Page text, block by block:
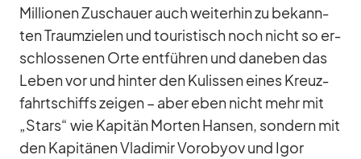
Mil­lio­nen Zu­schauer auch wei­ter­hin zu be­kann­
ten Traum­zie­len und tou­ris­tisch noch nicht so er­
schlos­se­nen Orte ent­füh­ren und da­ne­ben das
Le­ben vor und hin­ter den Ku­lis­sen ei­nes Kreuz­
fahrt­schiffs zei­gen – aber eben nicht mehr mit
„Stars“ wie Ka­pi­tän Mor­ten Han­sen, son­dern mit
den Ka­pi­tä­nen Vla­di­mir Vorobyov und Igor